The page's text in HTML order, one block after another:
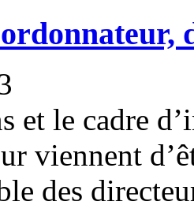
et le cadre
viennent
des